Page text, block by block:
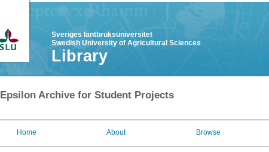
Sveriges lantbruksuniversitet
Swedish University of Agricultural Sciences
Library
Epsilon Archive for Student Projects
Home About Browse